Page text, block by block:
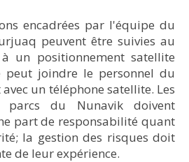
Qurlutuarjuq (pourvu
à l’huile, une grande
ainsi qu’une pièce centrale
encadrées par l'équipe du
peuvent ​être suivies au
un positionnement satellite
peut joindre le personnel du
un téléphone satellite. Les
parcs du Nunavik doivent
part de responsabilité quant
la gestion des risques doit
de leur expérience.